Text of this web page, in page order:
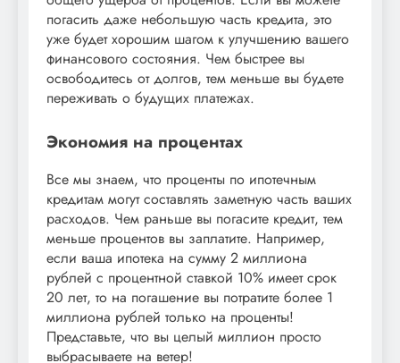
погасить даже небольшую часть кредита, это
уже будет хорошим шагом к улучшению вашего
финансового состояния. Чем быстрее вы
освободитесь от долгов, тем меньше вы будете
переживать о будущих платежах.
Экономия на процентах
Все мы знаем, что проценты по ипотечным
кредитам могут составлять заметную часть ваших
расходов. Чем раньше вы погасите кредит, тем
меньше процентов вы заплатите. Например,
если ваша ипотека на сумму 2 миллиона
рублей с процентной ставкой 10% имеет срок
20 лет, то на погашение вы потратите более 1
миллиона рублей только на проценты!
Представьте, что вы целый миллион просто
выбрасываете на ветер!